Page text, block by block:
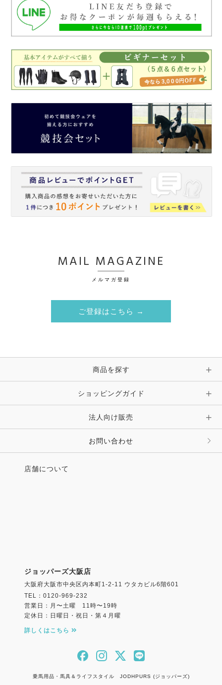
MAIL MAGAZINE
メルマガ登録
ご登録はこちら →
商品を探す
ショッピングガイド
法人向け販売
お問い合わせ
店舗について
ジョッパーズ大阪店
大阪府大阪市中央区内本町1-2-11 ウタカビル6階601
TEL：0120-969-232
営業日：月〜土曜 11時〜19時
定休日：日曜日・祝日・第４月曜
詳しくはこちら
乗馬用品・馬具＆ライフスタイル JODHPURS (ジョッパーズ)